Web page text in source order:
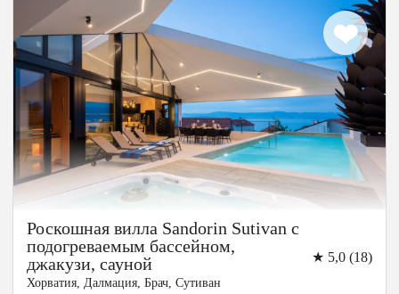
СКИДКА
Роскошная вилла Sandorin Sutivan с
подогреваемым бассейном,
джакузи, сауной
★ 5,0 (18)
Хорватия, Далмация, Брач, Сутиван